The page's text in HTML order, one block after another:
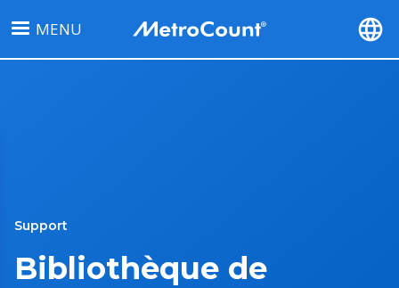
au
contenu
MENU
Support
Bibliothèque de